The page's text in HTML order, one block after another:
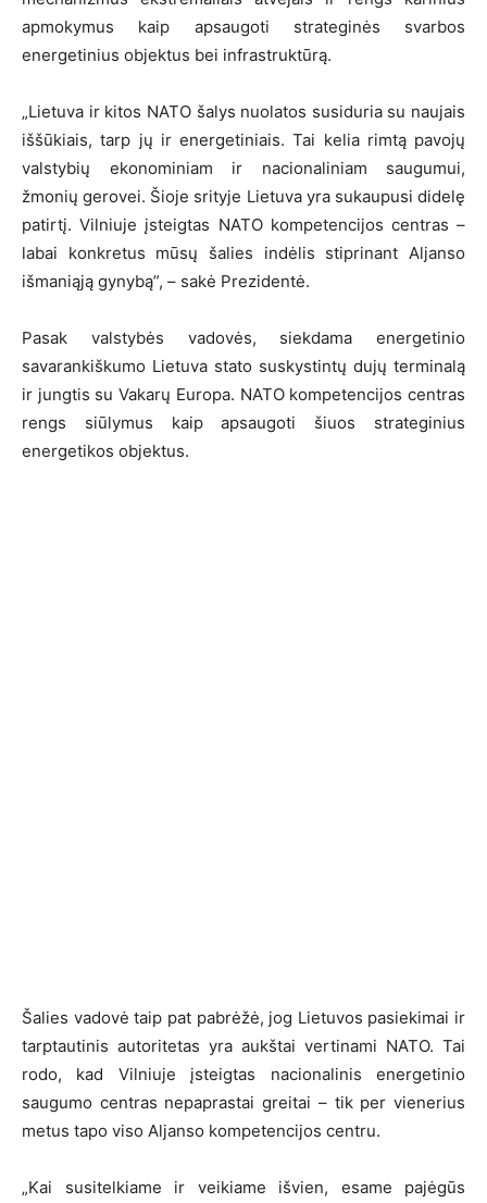
apmokymus kaip apsaugoti strateginės svarbos
energetinius objektus bei infrastruktūrą.
„Lietuva ir kitos NATO šalys nuolatos susiduria su naujais
iššūkiais, tarp jų ir energetiniais. Tai kelia rimtą pavojų
valstybių ekonominiam ir nacionaliniam saugumui,
žmonių gerovei. Šioje srityje Lietuva yra sukaupusi didelę
patirtį. Vilniuje įsteigtas NATO kompetencijos centras –
labai konkretus mūsų šalies indėlis stiprinant Aljanso
išmaniąją gynybą”, – sakė Prezidentė.
Pasak valstybės vadovės, siekdama energetinio
savarankiškumo Lietuva stato suskystintų dujų terminalą
ir jungtis su Vakarų Europa. NATO kompetencijos centras
rengs siūlymus kaip apsaugoti šiuos strateginius
energetikos objektus.
Šalies vadovė taip pat pabrėžė, jog Lietuvos pasiekimai ir
tarptautinis autoritetas yra aukštai vertinami NATO. Tai
rodo, kad Vilniuje įsteigtas nacionalinis energetinio
saugumo centras nepaprastai greitai – tik per vienerius
metus tapo viso Aljanso kompetencijos centru.
„Kai susitelkiame ir veikiame išvien, esame pajėgūs